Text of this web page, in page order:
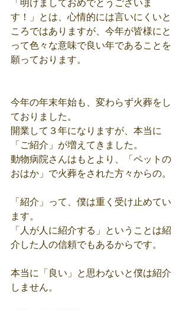
「明けましておめでとうございま
す！」とは、心情的には言いにくいと
ころではありますが、今年が皆様にと
って色々な意味で良い年であることを
願っております。
今年の年末年始も、変わらず火葬をし
ておりました。
開業して３年になりますが、本当に
「ご紹介」が増えてきました。
動物病院さんはもとより、「ペットの
おはか」で火葬をされた方々からの。
「紹介」って、僕は重く受け止めてい
ます。
「人が人に紹介する」ということは紹
介した人の信頼でもあるからです。
本当に「良い」と思わないと僕は紹介
しません。